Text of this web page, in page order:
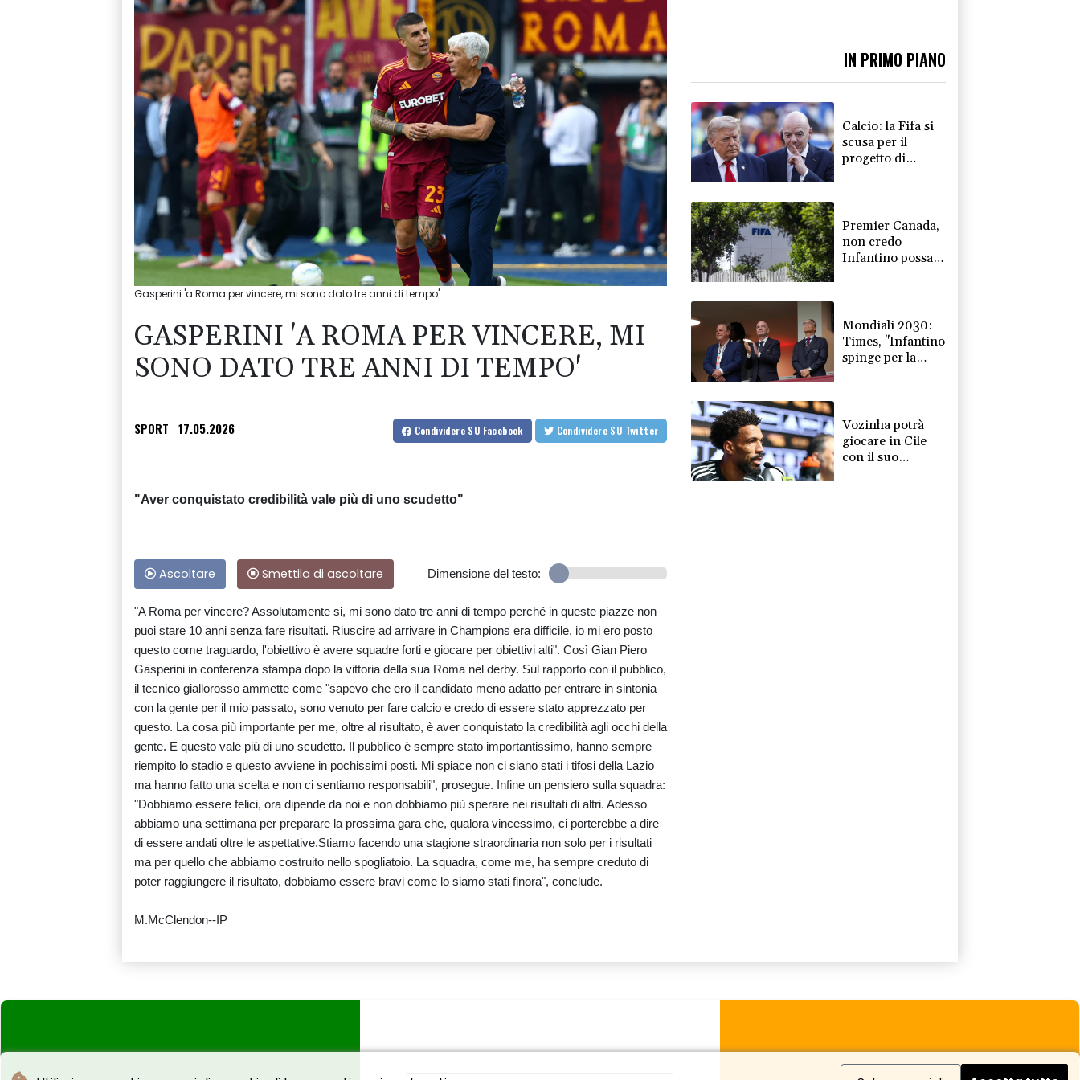
Gasperini 'a Roma per vincere, mi sono dato tre anni di tempo'
GASPERINI 'A ROMA PER VINCERE, MI
SONO DATO TRE ANNI DI TEMPO'
SPORT 17.05.2026 Condividere SU Facebook Condividere SU Twitter
"Aver conquistato credibilità vale più di uno scudetto"
Ascoltare Smettila di ascoltare Dimensione del testo:
"A Roma per vincere? Assolutamente si, mi sono dato tre anni di tempo perché in queste piazze non
puoi stare 10 anni senza fare risultati. Riuscire ad arrivare in Champions era difficile, io mi ero posto
questo come traguardo, l'obiettivo è avere squadre forti e giocare per obiettivi alti". Così Gian Piero
Gasperini in conferenza stampa dopo la vittoria della sua Roma nel derby. Sul rapporto con il pubblico,
il tecnico giallorosso ammette come "sapevo che ero il candidato meno adatto per entrare in sintonia
con la gente per il mio passato, sono venuto per fare calcio e credo di essere stato apprezzato per
questo. La cosa più importante per me, oltre al risultato, è aver conquistato la credibilità agli occhi della
gente. E questo vale più di uno scudetto. Il pubblico è sempre stato importantissimo, hanno sempre
riempito lo stadio e questo avviene in pochissimi posti. Mi spiace non ci siano stati i tifosi della Lazio
ma hanno fatto una scelta e non ci sentiamo responsabili", prosegue. Infine un pensiero sulla squadra:
"Dobbiamo essere felici, ora dipende da noi e non dobbiamo più sperare nei risultati di altri. Adesso
abbiamo una settimana per preparare la prossima gara che, qualora vincessimo, ci porterebbe a dire
di essere andati oltre le aspettative.Stiamo facendo una stagione straordinaria non solo per i risultati
ma per quello che abbiamo costruito nello spogliatoio. La squadra, come me, ha sempre creduto di
poter raggiungere il risultato, dobbiamo essere bravi come lo siamo stati finora", conclude.
M.McClendon--IP
IN PRIMO PIANO
Calcio: la Fifa si
scusa per il
progetto di
Premier Canada,
non credo
Infantino possa
Mondiali 2030:
Times, "Infantino
spinge per la
Vozinha potrà
giocare in Cile
con il suo